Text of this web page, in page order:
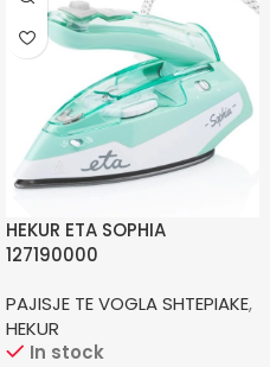
HEKUR ETA SOPHIA
127190000
PAJISJE TE VOGLA SHTEPIAKE,
HEKUR
In stock